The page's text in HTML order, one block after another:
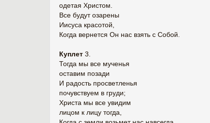
одетая Христом.
Все будут озарены
Иисуса красотой,
Когда вернется Он нас взять с Собой.
Куплет 3.
Тогда мы все мученья
оставим позади
И радость просветленья
почувствуем в груди;
Христа мы все увидим
лицом к лицу тогда,